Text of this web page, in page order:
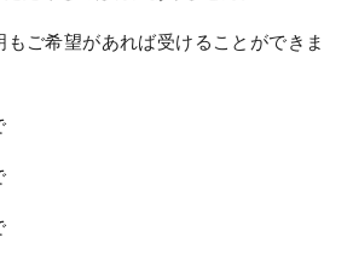
ご希望があれば受けることができま